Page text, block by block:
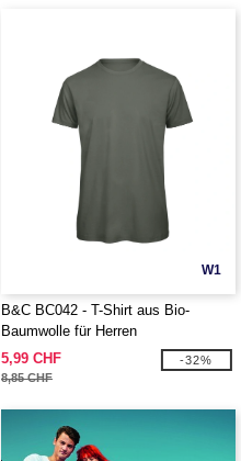
W1
B&C BC042 - T-Shirt aus Bio-
Baumwolle für Herren
5,99 CHF
8,85 CHF
-32%